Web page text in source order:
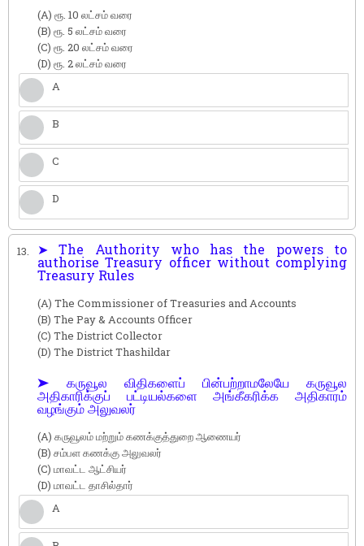
(A) ரூ. 10 லட்சம் வரை
(B) ரூ. 5 லட்சம் வரை
(C) ரூ. 20 லட்சம் வரை
(D) ரூ. 2 லட்சம் வரை
A
B
C
D
13. ➤ The Authority who has the powers to
authorise Treasury officer without complying
Treasury Rules
(A) The Commissioner of Treasuries and Accounts
(B) The Pay & Accounts Officer
(C) The District Collector
(D) The District Thashildar
➤ கருவூல விதிகளைப் பின்பற்றாமலேயே கருவூல
அதிகாரிக்குப் பட்டியல்களை அங்கீகரிக்க அதிகாரம்
வழங்கும் அலுவலர்
(A) கருவூலம் மற்றும் கணக்குத்துறை ஆணையர்
(B) சம்பள கணக்கு அலுவலர்
(C) மாவட்ட ஆட்சியர்
(D) மாவட்ட தாசில்தார்
A